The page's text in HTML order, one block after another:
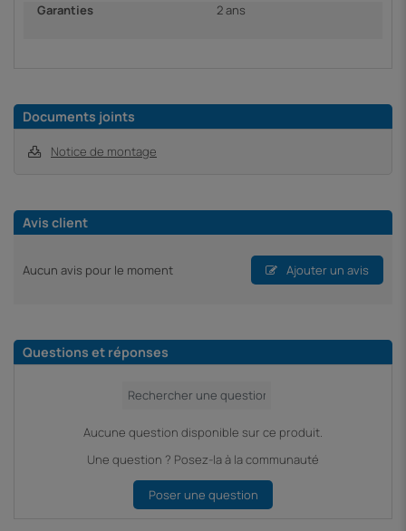
Garanties 2 ans
Documents joints
Notice de montage
Avis client
Aucun avis pour le moment Ajouter un avis
Questions et réponses
Aucune question disponible sur ce produit.
Une question ? Posez-la à la communauté
Poser une question